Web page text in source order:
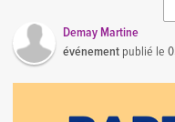
Demay Martine
événement publié le